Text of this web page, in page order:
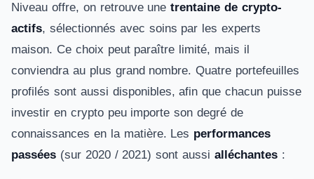
Niveau offre, on retrouve unetrentaine de crypto-
actifs, sélectionnés avec soins par les experts
maison. Ce choix peut paraître limité, mais il
conviendra au plus grand nombre. Quatre portefeuilles
profilés sont aussi disponibles, afin que chacun puisse
investir en crypto peu importe son degré de
connaissances en la matière. Les performances
passées (sur 2020 / 2021) sont aussi alléchantes: